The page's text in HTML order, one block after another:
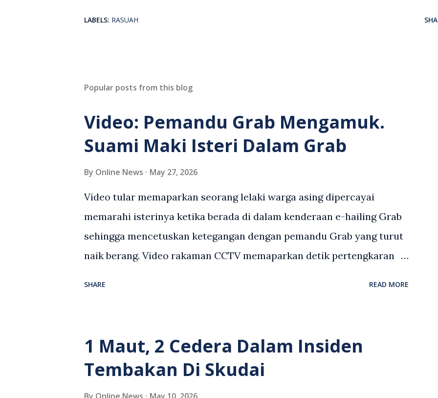
LABELS: RASUAH
Popular posts from this blog
Video: Pemandu Grab Mengamuk.
Suami Maki Isteri Dalam Grab
By Online News May 27, 2026
Video tular memaparkan seorang lelaki warga asing dipercayai
memarahi isterinya ketika berada di dalam kenderaan e-hailing Grab
sehingga mencetuskan ketegangan dengan pemandu Grab yang turut
naik berang. Video rakaman CCTV memaparkan detik pertengkaran
wanita terbabit sebelum berlaku pertikaman lidah antara kedua-dua
pihak. Video berkenaan kini tular di media sosial dan mendapat
pelbagai reaksi orang ramai. Antara komen orang awam yang tular di
SHARE READ MORE
1 Maut, 2 Cedera Dalam Insiden
Tembakan Di Skudai